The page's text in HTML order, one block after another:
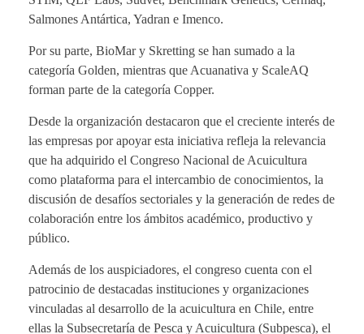
Salmones Antártica, Yadran e Imenco.
Por su parte, BioMar y Skretting se han sumado a la
categoría Golden, mientras que Acuanativa y ScaleAQ
forman parte de la categoría Copper.
Desde la organización destacaron que el creciente interés de
las empresas por apoyar esta iniciativa refleja la relevancia
que ha adquirido el Congreso Nacional de Acuicultura
como plataforma para el intercambio de conocimientos, la
discusión de desafíos sectoriales y la generación de redes de
colaboración entre los ámbitos académico, productivo y
público.
Además de los auspiciadores, el congreso cuenta con el
patrocinio de destacadas instituciones y organizaciones
vinculadas al desarrollo de la acuicultura en Chile, entre
ellas la Subsecretaría de Pesca y Acuicultura (Subpesca), el